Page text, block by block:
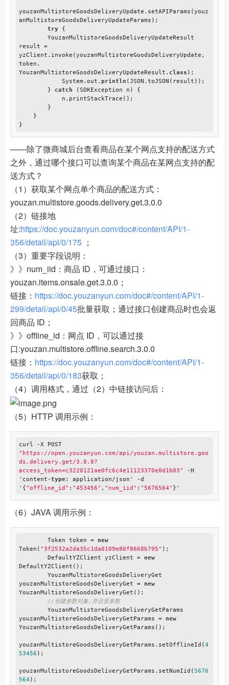
youzanMultistoreGoodsDeliveryUpdate.setAPIParams(youz
anMultistoreGoodsDeliveryUpdateParams);
try {
result =
yzClient.invoke(youzanMultistoreGoodsDeliveryUpdate,
token,
YouzanMultistoreGoodsDeliveryUpdateResult. class );
            System.out.
println (JSON.toJSON(result));
        }
catch (SDKException n) {
——除了微商城后台查看商品在某个网点支持的配送方式
之外，通过哪个接口可以查询某个商品在某网点支持的配
送方式？
（1）获取某个网点单个商品的配送方式：
youzan.multistore.goods.delivery.get.3.0.0
（2）链接地
址:https://doc.youzanyun.com/doc#/content/API/1-
356/detail/api/0/175 ；
（3）重要字段说明：
》》num_iid：商品 ID，可通过接口：
youzan.items.onsale.get.3.0.0；
链接： https://doc.youzanyun.com/doc#/content/API/1-
299/detail/api/0/45批量获取；通过接口创建商品时也会返
回商品 ID；
》》offline_id：网点 ID，可以通过接
口:youzan.multistore.offline.search.3.0.0
链接： https://doc.youzanyun.com/doc#/content/API/1-
356/detail/api/0/183获取；
（4）调用格式，通过（2）中链接访问后：
（5）HTTP 调用示例：
curl -X POST
"https://open.youzanyun.com/api/youzan.multistore.goo
ds.delivery.get/3.0.0?
access_token=c3220121ae0fc6c4e11123370e0d1b03"
-H
'content-type: application/json' -d
'{"offline_id" : "453456" , "num_iid" : "5676564"
（6）JAVA 调用示例：
        Token token =
new
Token( "3f2532a2da35c1da0109e80f8668b795" );
        DefaultYZClient yzClient =
new
DefaultYZClient();
youzanMultistoreGoodsDeliveryGet =
new
YouzanMultistoreGoodsDeliveryGet();
//创建参数对象,并设置参数
youzanMultistoreGoodsDeliveryGetParams =
new
YouzanMultistoreGoodsDeliveryGetParams();
youzanMultistoreGoodsDeliveryGetParams.setOfflineId(4
53456 );
youzanMultistoreGoodsDeliveryGetParams.setNumIid(5676
564 );